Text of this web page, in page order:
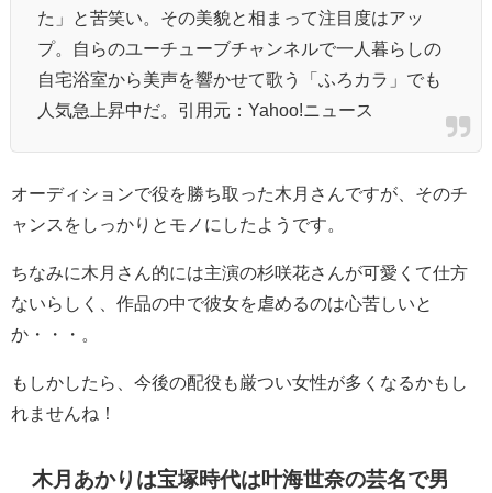
た」と苦笑い。その美貌と相まって注目度はアッ
プ。自らのユーチューブチャンネルで一人暮らしの
自宅浴室から美声を響かせて歌う「ふろカラ」でも
人気急上昇中だ。引用元：Yahoo!ニュース
オーディションで役を勝ち取った木月さんですが、そのチ
ャンスをしっかりとモノにしたようです。
ちなみに木月さん的には主演の杉咲花さんが可愛くて仕方
ないらしく、作品の中で彼女を虐めるのは心苦しいと
か・・・。
もしかしたら、今後の配役も厳つい女性が多くなるかもし
れませんね！
木月あかりは宝塚時代は 叶海世奈の芸名で男